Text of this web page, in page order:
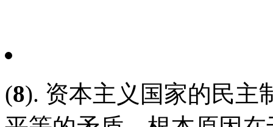
(8). 资本主义国家的民主